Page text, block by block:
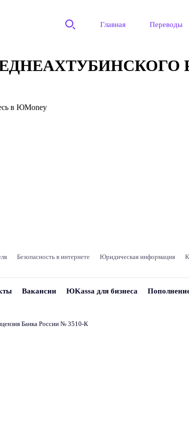
Главная Переводы
в ЮMoney
Безопасность в интернете Юридическая информация
Вакансии ЮKassa для бизнеса
Банка России № 3510‑К